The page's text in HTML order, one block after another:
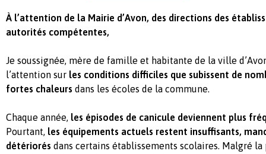
À l’attention de la Mairie d’Avon, des directions des
autorités compétentes,
Je soussignée, mère de famille et habitante de la ville
l’attention sur les conditions difficiles que subissent de
fortes chaleurs dans les écoles de la commune.
Chaque année, les épisodes de canicule deviennent plus
Pourtant, les équipements actuels restent insuffisants,
détériorés dans certains établissements scolaires. Malgré la